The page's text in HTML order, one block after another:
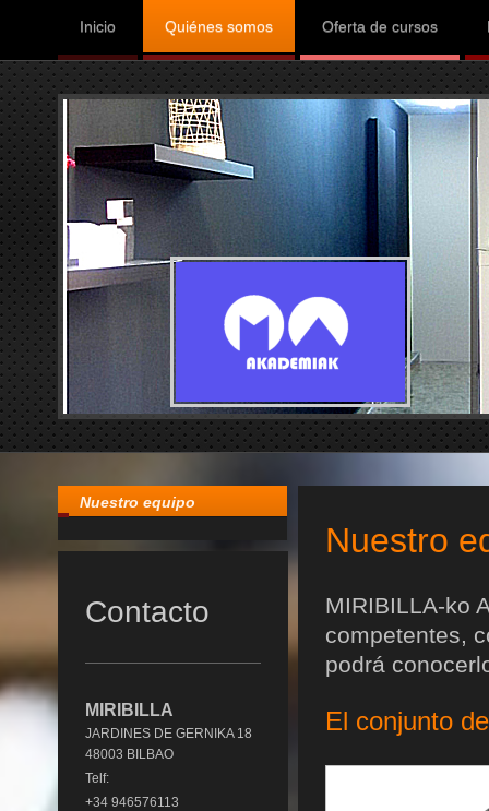
Inicio Quiénes somos Oferta de cursos
Nuestro equipo
Nuestro
MIRIBILLA-ko
competentes,
podrá
El conjunto
Contacto
MIRIBILLA
JARDINES DE GERNIKA 18
48003 BILBAO
Telf:
+34 946576113